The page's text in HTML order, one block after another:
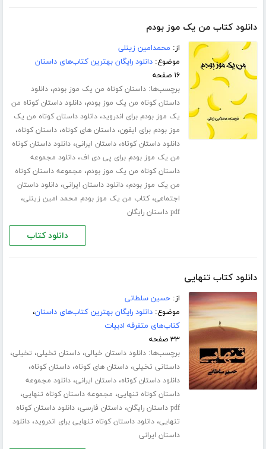
دانلود کتاب من یک موز بودم
از: محمدامین زینلی
موضوع:دانلود رایگان بهترین کتاب‌های داستان
۱۶ صفحه
برچسب‌ها:داستان کوتاه من یک موز بودم،دانلود
داستان کوتاه من یک موز بودم،دانلود داستان کوتاه من
یک موز بودم برای اندروید،دانلود داستان کوتاه من یک
موز بودم برای ایفون،داستان های کوتاه،داستان کوتاه،
دانلود داستان کوتاه،داستان ایرانی،دانلود داستان کوتاه
من یک موز بودم برای پی دی اف،دانلود مجموعه
داستان کوتاه من یک موز بودم، مجموعه داستان کوتاه
من یک موز بودم،دانلود داستان ایرانی،دانلود داستان
اجتماعی،کتاب من یک موز بودم محمد امین زینلی،
pdf داستان رایگان
دانلود کتاب
دانلود کتاب تنهایی
از:حسین سلطانی
موضوع:دانلود رایگان بهترین کتاب‌های داستان،
کتاب‌های متفرقه ادبیات
۳۳ صفحه
برچسب‌ها:دانلود داستان خیالی،داستان تخیلی، تخیلی،
داستانی تخیلی،داستان های کوتاه،داستان کوتاه،
دانلود داستان کوتاه،داستان ایرانی،دانلود مجموعه
داستان کوتاه تنهایی، مجموعه داستان کوتاه تنهایی،
pdf داستان رایگان ،داستان فارسی،دانلود داستان کوتاه
تنهایی،دانلود داستان کوتاه تنهایی برای اندروید،دانلود
داستان ایرانی